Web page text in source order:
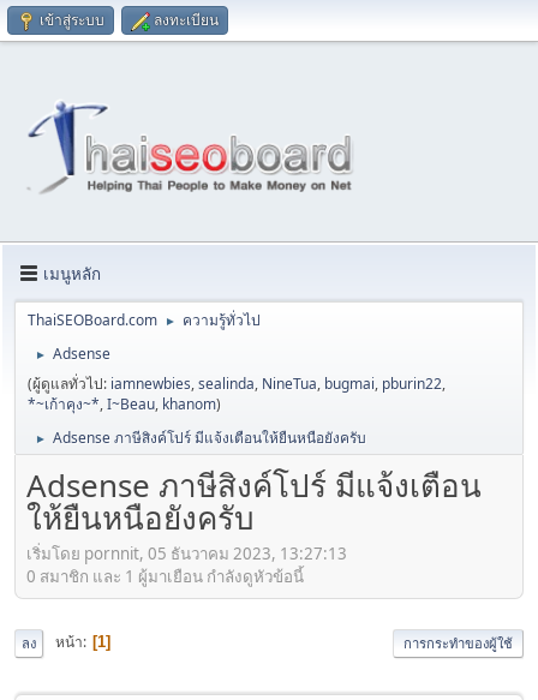
เข้าสู่ระบบ ลงทะเบียน
เมนูหลัก
ThaiSEOBoard.com ► ความรู้ทั่วไป
►
Adsense
(ผู้ดูแลทั่วไป: iamnewbies,sealinda, NineTua, bugmai, pburin22,
*~เก้าคุง~*,I~Beau, khanom)
► Adsense ภาษีสิงค์โปร์ มีแจ้งเตือนให้ยืนหนือยังครับ
Adsense ภาษีสิงค์โปร์ มีแจ้งเตือน
ให้ยืนหนือยังครับ
เริ่มโดย pornnit, 05 ธันวาคม 2023, 13:27:13
0 สมาชิก และ 1 ผู้มาเยือน กำลังดูหัวข้อนี้
ลง หน้า 1 การกระทำของผู้ใช้